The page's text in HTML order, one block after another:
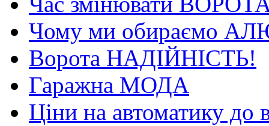
Чому ми обираємо
Ворота НАДІЙНІСТЬ!
Гаражна МОДА
Ціни на автоматику до